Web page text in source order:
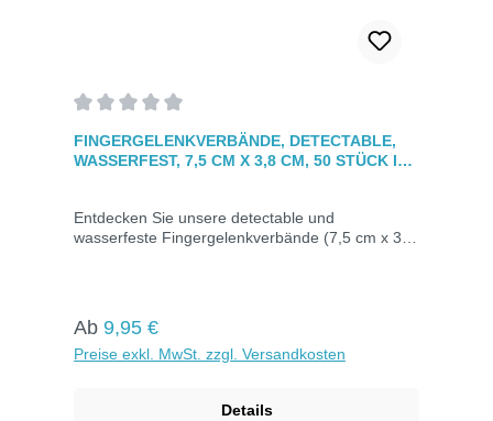
FINGERGELENKVERBÄNDE, DETECTABLE,
WASSERFEST, 7,5 CM X 3,8 CM, 50 STÜCK IM
Entdecken Sie unsere detectable und
wasserfeste Fingergelenkverbände (7,5 cm x 3,8
Auffindbarkeit. Hypoallergen, atmungsaktiv und
einzeln verpackt für optimale Hygiene. Maße: 7,5
cm x 3,8 cmDetectable, WasserfestFarbe: Blau50
Regulärer Preis:
Ab 9,95 €
Preise exkl. MwSt. zzgl. Versandkosten
Details